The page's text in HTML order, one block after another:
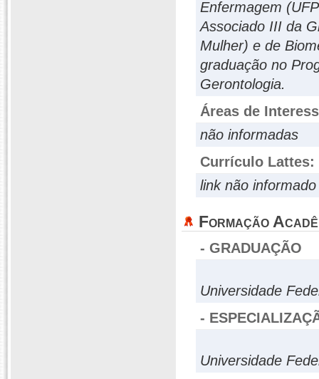
Enfermagem
Associado III da
Mulher) e de
graduação no
Gerontologia.
Áreas de
não informadas
Currículo Lattes:
link não informado
Formação
- GRADUAÇÃO
Universidade
-
Universidade